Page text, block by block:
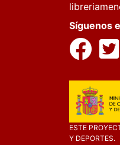
Síguenos
ESTE
Y DEPORTES.